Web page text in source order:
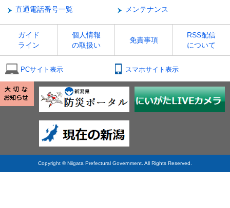
直通電話番号一覧
メンテナンス
ガイド
ライン
個人情報
の取扱い
免責事項
RSS配信
について
PCサイト表示 スマホサイト表示
Copyright © Niigata Prefectural Government. All Rights Reserved.